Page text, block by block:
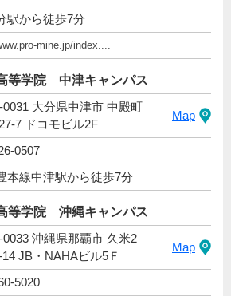
駅から徒歩7分
mine.jp/index....
等学院 中津キャンパス
0031 大分県中津市 中殿町
7 ドコモビル2F
Map
0507
本線中津駅から徒歩7分
等学院 沖縄キャンパス
0033 沖縄県那覇市 久米2
JB・NAHAビル5Ｆ
Map
5020